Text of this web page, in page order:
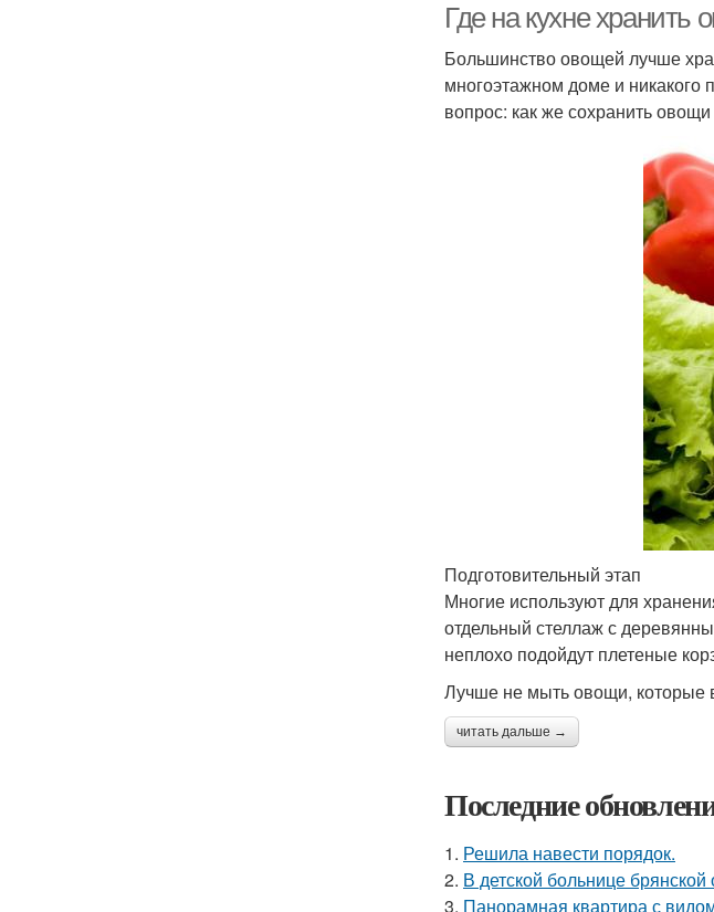
Где на кухне
Большинство овощей лучше
многоэтажном доме и никакого
вопрос: как же сохранить
Подготовительный этап
Многие используют для
отдельный стеллаж с
неплохо подойдут плетеные
Лучше не мыть овощи, которые
читать дальше →
Последние
1. Решила навести порядок.
2. В детской больнице
3. Панорамная квартира с